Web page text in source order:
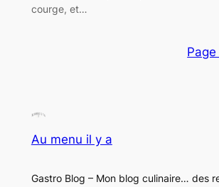
courge, et…
Au menu il y a
Gastro Blog – Mon blog culinaire… des